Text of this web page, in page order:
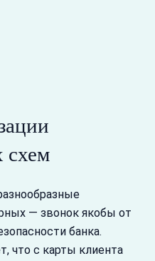
схем
— звонок якобы от
банка.
что с карты клиента